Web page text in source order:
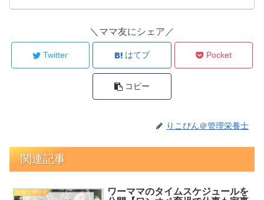
＼ママ友にシェア／
Twitter はてブ Pocket
コピー
りこぴん＠管理栄養士
関連記事
お金は増やす
ワーママのタイムスケジュールを